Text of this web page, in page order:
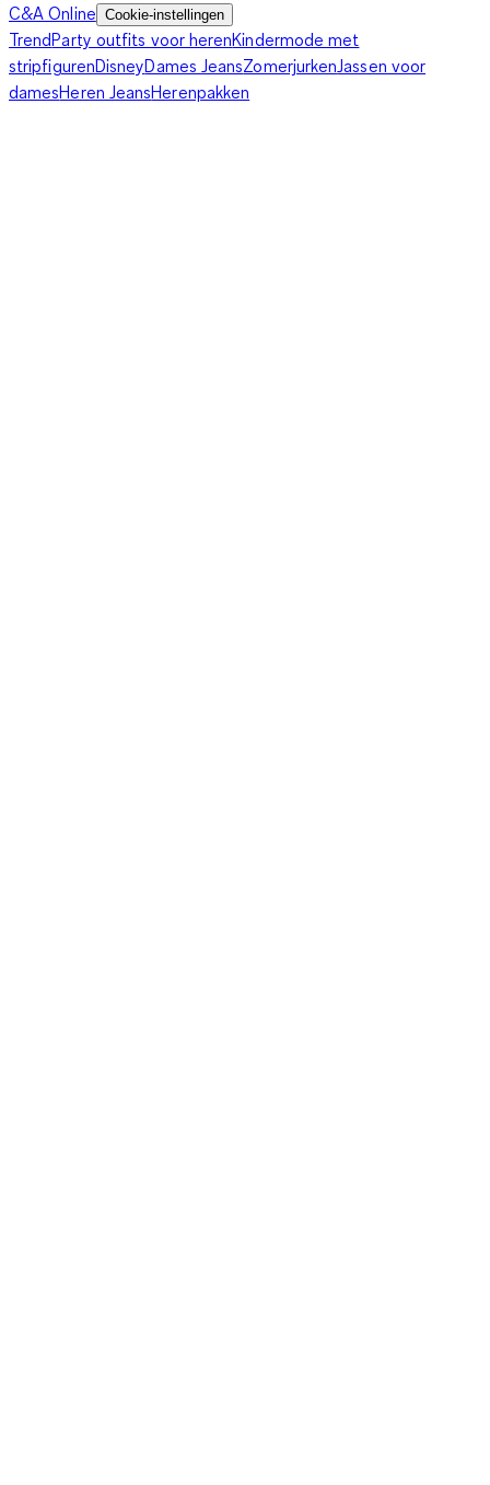
C&A Online Cookie-instellingen
TrendParty outfits voor herenKindermode met
stripfigurenDisneyDames JeansZomerjurken Jassen voor
damesHeren JeansHerenpakken